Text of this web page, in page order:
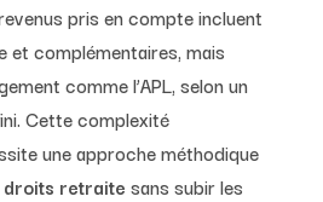
pris en compte incluent
et complémentaires, mais
comme l’APL, selon un
Cette complexité
une approche méthodique
droits retraite sans subir les